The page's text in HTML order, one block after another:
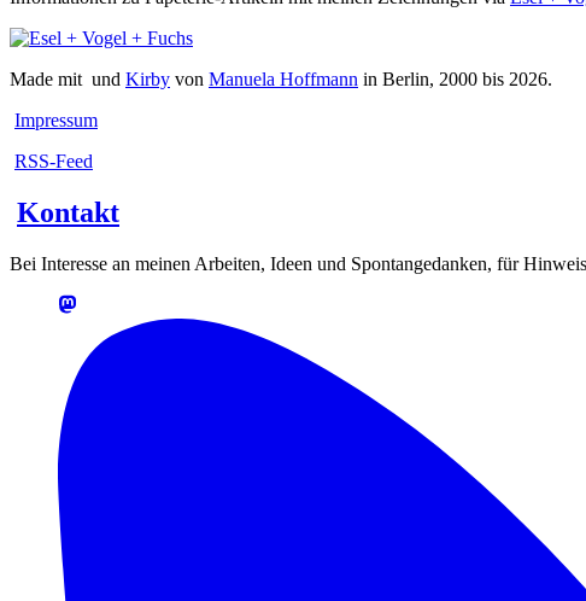
Made mit und Kirby von Manuela Hoffmann in Berlin, 2000 bis 2026.
Impressum
RSS-Feed
Kontakt
Bei Interesse an meinen Arbeiten, Ideen und Spontangedanken, für